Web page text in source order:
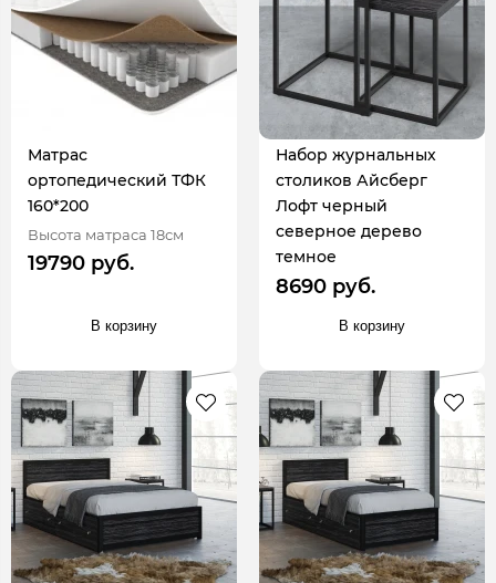
Матрас
ортопедический ТФК
160*200
Высота матраса 18см
19790 руб.
В корзину
Набор журнальных
столиков Айсберг
Лофт черный
северное дерево
темное
8690 руб.
В корзину